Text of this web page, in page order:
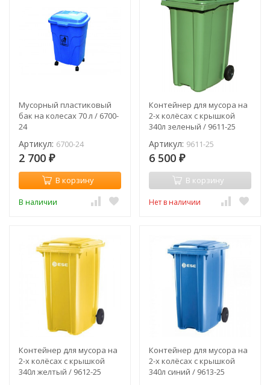
Мусорный пластиковый
бак на колесах 70 л / 6700-
24
Артикул: 6700-24
2 700 ₽
В корзину
В наличии
Контейнер для мусора на
2-х колёсах с крышкой
340л зеленый / 9611-25
Артикул: 9611-25
6 500 ₽
В корзину
Нет в наличии
Контейнер для мусора на
2-х колёсах с крышкой
340л желтый / 9612-25
Контейнер для мусора на
2-х колёсах с крышкой
340л синий / 9613-25